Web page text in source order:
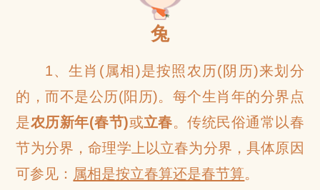
兔
1、生肖(属相)是按照农历(阴历)来划分
的，而不是公历(阳历)。每个生肖年的分界点
是农历新年(春节)或立春。传统民俗通常以春
节为分界，命理学上以立春为分界，具体原因
可参见： 属相是按立春算还是春节算。